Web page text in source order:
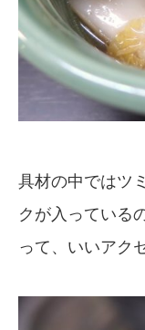
具材の中ではツ
クが入っている
って、いいアク